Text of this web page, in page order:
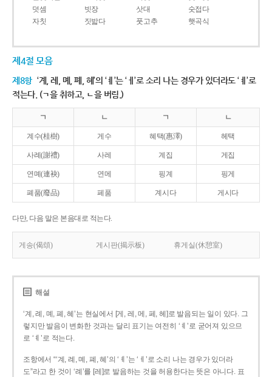
덧셈
빗장 삿대
숫접다
자칫
짓밟다 풋고추 햇곡식
제4절 모음
제8항 ‘계, 례, 몌, 폐, 혜’의 ‘ㅖ’는 ‘ㅔ’로 소리 나는 경우가 있더라도 ‘ㅖ’로
적는다. (ㄱ을 취하고, ㄴ을 버림.)
ㄱ ㄴ ㄱ ㄴ
계수(桂樹) 게수 혜택(惠澤) 헤택
사례(謝禮) 사레 계집 게집
연몌(連袂) 연메 핑계 핑게
폐품(廢品) 페품 계시다 게시다
다만, 다음 말은 본음대로 적는다.
게송(偈頌) 게시판(揭示板) 휴게실(休憩室)
해설
‘계, 례, 몌, 폐, 혜’는 현실에서 [게, 레, 메, 페, 헤]로 발음되는 일이 있다. 그
렇지만 발음이 변화한 것과는 달리 표기는 여전히 ‘ㅖ’로 굳어져 있으므
로 ‘ㅖ’로 적는다.
조항에서 “‘계, 례, 몌, 폐, 혜’의 ‘ㅖ’는 ‘ㅔ’로 소리 나는 경우가 있더라
도”라고 한 것이 ‘례’를 [레]로 발음하는 것을 허용한다는 뜻은 아니다. 표